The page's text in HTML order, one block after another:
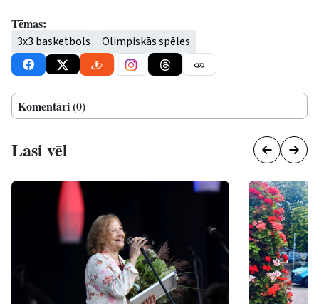
Tēmas:
3x3 basketbols Olimpiskās spēles
Komentāri (0)
Lasi vēl